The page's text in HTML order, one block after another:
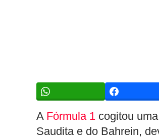
A Fórmula 1 cogitou
Saudita e do Bahrein,